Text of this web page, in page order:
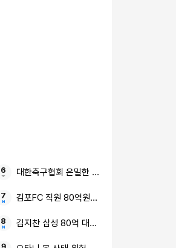
대한축구협회 은밀한 성접대
김포FC 직원 80억원대 횡령 대표 사직서 반
김지찬 삼성 80억 대박설